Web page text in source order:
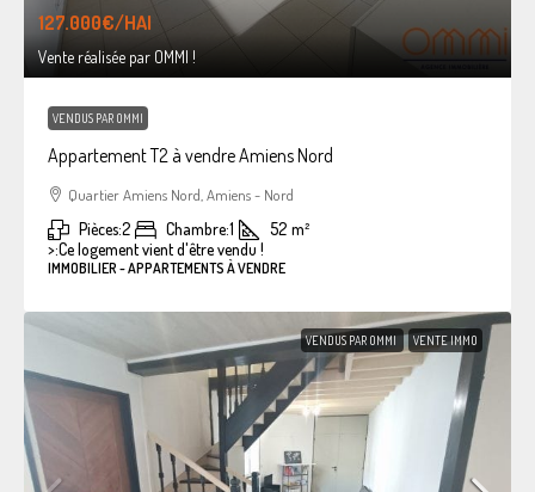
127.000€/HAI
Vente réalisée par OMMI !
VENDUS PAR OMMI
Appartement T2 à vendre Amiens Nord
Quartier Amiens Nord, Amiens - Nord
Pièces:2 Chambre:1 52 m²
>:Ce logement vient d'être vendu !
IMMOBILIER - APPARTEMENTS À VENDRE
VENDUS PAR OMMI VENTE IMMO